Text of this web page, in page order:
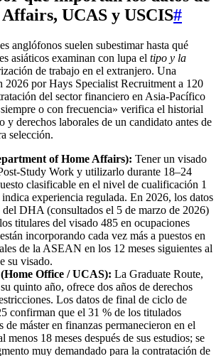
UCAS y USCIS#
anglófonos suelen subestimar hasta qué
asiáticos examinan con lupa el tipo y la
de trabajo en el extranjero. Una
2026 por Hays Specialist Recruitment a 120
del sector financiero en Asia-Pacífico
o con frecuencia» verifica el historial
y derechos laborales de un candidato antes de
selección.
of Home Affairs): Tener un visado
Study Work y utilizarlo durante 18–24
clasificable en el nivel de cualificación 1
experiencia regulada. En 2026, los datos
del DHA (consultados el 5 de marzo de 2026)
titulares del visado 485 en ocupaciones
incorporando cada vez más a puestos en
de la ASEAN en los 12 meses siguientes al
su visado.
Office / UCAS): La Graduate Route,
quinto año, ofrece dos años de derechos
Los datos de final de ciclo de
confirman que el 31 % de los titulados
de máster en finanzas permanecieron en el
menos 18 meses después de sus estudios; se
muy demandado para la contratación de